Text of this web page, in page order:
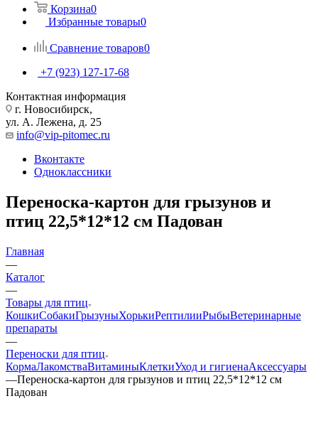
Корзина0
Избранные товары0
Сравнение товаров0
+7 (923) 127-17-68
Контактная информация
г. Новосибирск,
ул. А. Лежена, д. 25
info@vip-pitomec.ru
Вконтакте
Одноклассники
Переноска-картон для грызунов и
птиц 22,5*12*12 см Падован
Главная
—
Каталог
—
Товары для птиц
КошкиСобакиГрызуныХорькиРептилииРыбыВетеринарные
препараты
—
Переноски для птиц
КормаЛакомстваВитаминыКлеткиУход и гигиенаАксессуары
—Переноска-картон для грызунов и птиц 22,5*12*12 см
Падован